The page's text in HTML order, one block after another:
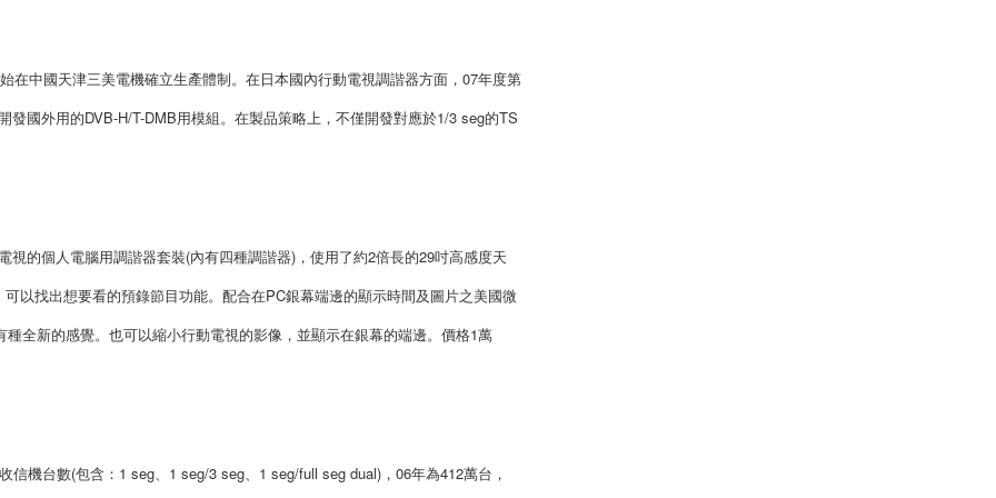
在中國天津三美電機確立生產體制。在日本國內行動電視調諧器方面，07年度第
發國外用的DVB-H/T-DMB用模組。在製品策略上，不僅開發對應於1/3 seg的TS
的個人電腦用調諧器套裝(內有四種調諧器)，使用了約2倍長的29吋高感度天
以找出想要看的預錄節目功能。配合在PC銀幕端邊的顯示時間及圖片之美國微
全新的感覺。也可以縮小行動電視的影像，並顯示在銀幕的端邊。價格1萬
機台數(包含：1 seg、1 seg/3 seg、1 seg/full seg dual)，06年為412萬台，